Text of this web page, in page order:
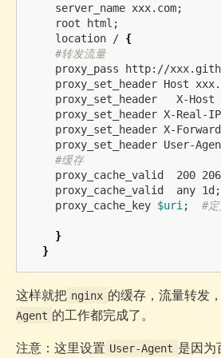
    server_name xxx.com
;
    root html
;
    location /
{
#转发流量
proxy_pass http://
proxy_set_header Host
proxy_set_header   X-Host
    proxy_set_header X-Real-IP
proxy_set_header X-
proxy_set_header User-
#缓存
proxy_cache_valid  200
    proxy_cache_valid  any 1d
;
    proxy_cache_key
$uri ; #
}
}
这样就把 nginx 的缓存，流量转发
Agent 的工作都完成了。
注意：这里设置 User-Agent 是因为